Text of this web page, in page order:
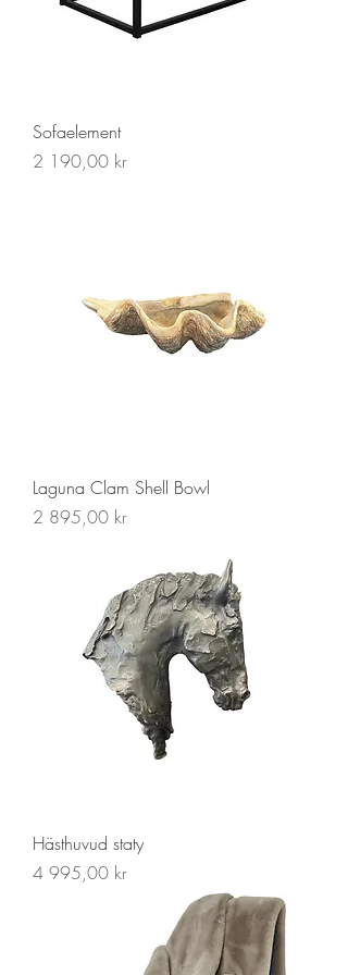
Sofaelement
Pris
2 190,00 kr
Laguna Clam Shell Bowl
Pris
2 895,00 kr
Hästhuvud staty
Pris
4 995,00 kr